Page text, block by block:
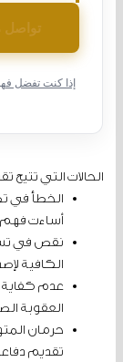
تواصل
إذا كنت تفضل
الحالات التي تتيح
الخطأ في
أساءت فهم
نقص في
الكافية
عدم كفاية
العقوبة
حرمان
تقديم